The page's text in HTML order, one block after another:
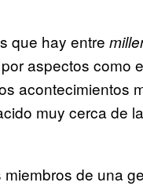
que hay entre
aspectos como
acontecimientos
muy cerca de
de una